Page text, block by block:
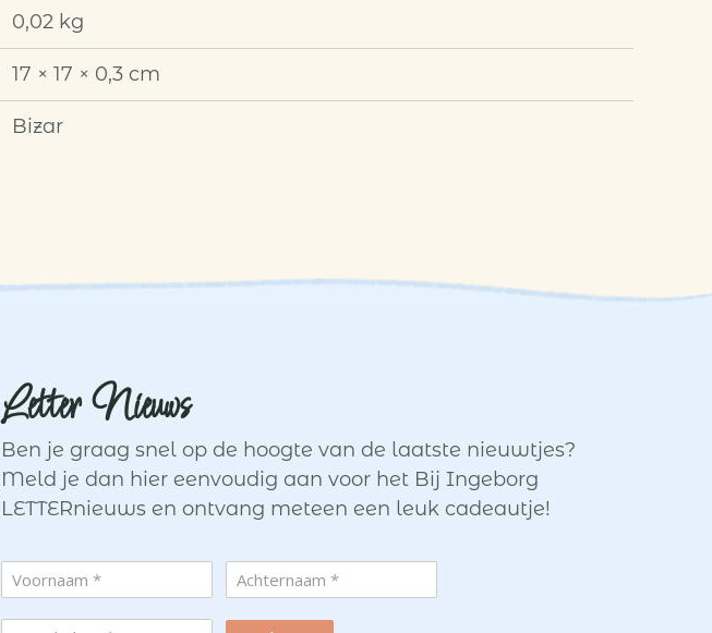
0,02 kg
17 × 17 × 0,3 cm
Bizar
Letter Nieuws
Ben je graag snel op de hoogte van de laatste nieuwtjes?
Meld je dan hier eenvoudig aan voor het Bij Ingeborg
LETTERnieuws en ontvang meteen een leuk cadeautje!